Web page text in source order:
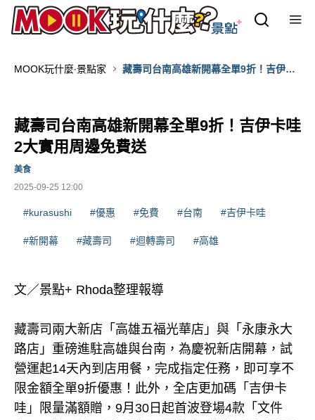
MOOK玩什麼‧景點家
藏壽司台南高雄新開幕全單9折！吉伊卡
藏壽司台南高雄新開幕全單9折！吉伊卡哇
2大實用周邊免費送
2025-09-25 12:00
美食
#kurasushi #優惠 #免費 #台南 #吉伊卡哇
#新開幕 #藏壽司 #迴轉壽司 #高雄
文／景點+ Rhoda整理報導
藏壽司兩大新店「高雄五福光華店」與「永康永大
路店」重磅進駐高雄與台南，為慶祝新店開幕，試
營運起14天內到店用餐，完成指定任務，即可享不
限金額全單9折優惠！此外，全店更加碼「吉伊卡
哇」限量滿額贈，9月30日起首波登場4款「文件